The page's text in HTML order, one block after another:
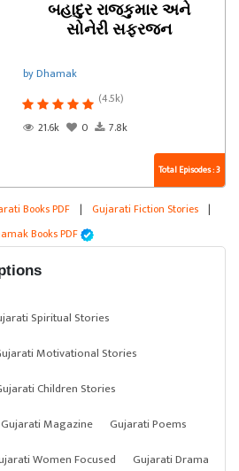
બહાદુર રાજકુમાર અને
સોનેરી સફરજન
by Dhamak
(4.5k)
21.6k
0 7.8k
Total Episodes : 3
Books PDF | Gujarati Fiction Stories |
Books PDF
Spiritual Stories
Motivational Stories
Children Stories
Gujarati Magazine
Gujarati Poems
Women Focused
Gujarati Drama